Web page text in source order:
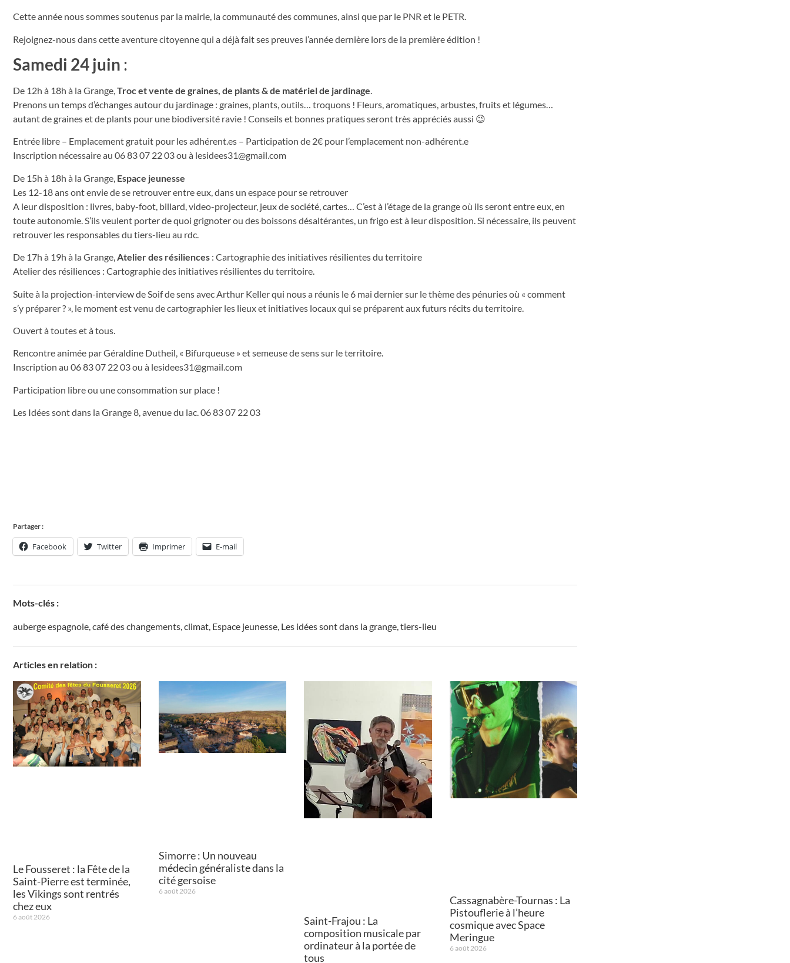
Cette année nous sommes soutenus par la mairie, la communauté des communes, ainsi que par le PNR et le PETR.
Rejoignez-nous dans cette aventure citoyenne qui a déjà fait ses preuves l’année dernière lors de la première édition !
Samedi 24 juin :
De 12h à 18h à la Grange,Troc et vente de graines, de plants & de matériel de jardinage.
Prenons un temps d’échanges autour du jardinage : graines, plants, outils… troquons ! Fleurs, aromatiques, arbustes, fruits et légumes…
autant de graines et de plants pour une biodiversité ravie ! Conseils et bonnes pratiques seront très appréciés aussi 😉
Entrée libre – Emplacement gratuit pour les adhérent.es – Participation de 2€ pour l’emplacement non-adhérent.e
Inscription nécessaire au 06 83 07 22 03 ou à lesidees31@gmail.com
De 15h à 18h à la Grange, Espace jeunesse
Les 12-18 ans ont envie de se retrouver entre eux, dans un espace pour se retrouver
A leur disposition : livres, baby-foot, billard, video-projecteur, jeux de société, cartes… C’est à l’étage de la grange où ils seront entre eux, en
toute autonomie. S’ils veulent porter de quoi grignoter ou des boissons désaltérantes, un frigo est à leur disposition. Si nécessaire, ils peuvent
retrouver les responsables du tiers-lieu au rdc.
De 17h à 19h à la Grange,Atelier des résiliences : Cartographie des initiatives résilientes du territoire
Atelier des résiliences : Cartographie des initiatives résilientes du territoire.
Suite à la projection-interview de Soif de sens avec Arthur Keller qui nous a réunis le 6 mai dernier sur le thème des pénuries où « comment
s’y préparer ? », le moment est venu de cartographier les lieux et initiatives locaux qui se préparent aux futurs récits du territoire.
Ouvert à toutes et à tous.
Rencontre animée par Géraldine Dutheil, « Bifurqueuse » et semeuse de sens sur le territoire.
Inscription au 06 83 07 22 03 ou à lesidees31@gmail.com
Participation libre ou une consommation sur place !
Les Idées sont dans la Grange 8, avenue du lac. 06 83 07 22 03
Partager :
Facebook Twitter Imprimer E-mail
Mots-clés :
auberge espagnole,café des changements,climat, Espace jeunesse, Les idées sont dans la grange,tiers-lieu
Articles en relation :
Le Fousseret : la Fête de la
Saint-Pierre est terminée,
les Vikings sont rentrés
chez eux
6 août 2026
Simorre : Un nouveau
médecin généraliste dans la
cité gersoise
6 août 2026
Saint-Frajou : La
composition musicale par
ordinateur à la portée de
tous
Cassagnabère-Tournas : La
Pistouflerie à l’heure
cosmique avec Space
Meringue
6 août 2026